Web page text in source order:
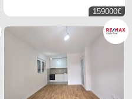
159000€